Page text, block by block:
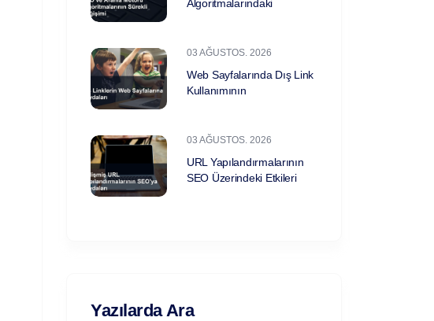
Algoritmalarındaki
03 AĞUSTOS. 2026
Web Sayfalarında Dış Link
Kullanımının
03 AĞUSTOS. 2026
URL Yapılandırmalarının
SEO Üzerindeki Etkileri
Yazılarda Ara